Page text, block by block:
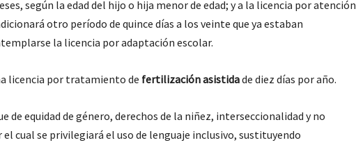
según la edad del hijo o hija menor de edad; y a la licencia por atención
otro período de quince días a los veinte que ya estaban
la licencia por adaptación escolar.
licencia por tratamiento de fertilización asistidade diez días por año.
de equidad de género, derechos de la niñez, interseccionalidad y no
cual se privilegiará el uso de lenguaje inclusivo, sustituyendo